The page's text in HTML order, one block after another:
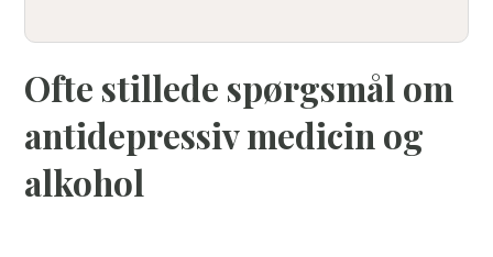
Ofte stillede spørgsmål om
antidepressiv medicin og
alkohol